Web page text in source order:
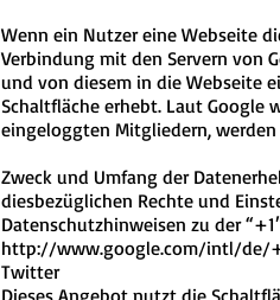
Wenn ein Nutzer eine Webseite
Verbindung mit den Servern von
und von diesem in die Webseite
Schaltfläche erhebt. Laut Google
eingeloggten Mitgliedern,
Zweck und Umfang der
diesbezüglichen Rechte und
Datenschutzhinweisen zu der
http://www.google.com/intl/de/
Twitter
Dieses Angebot nutzt die